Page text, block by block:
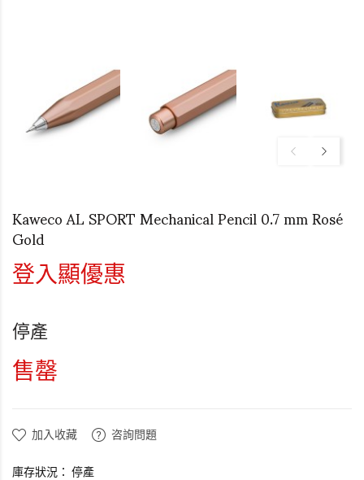
Kaweco AL SPORT Mechanical Pencil 0.7 mm Rosé
Gold
登入顯優惠
停產
售罄
加入收藏 咨詢問題
庫存狀況： 停產